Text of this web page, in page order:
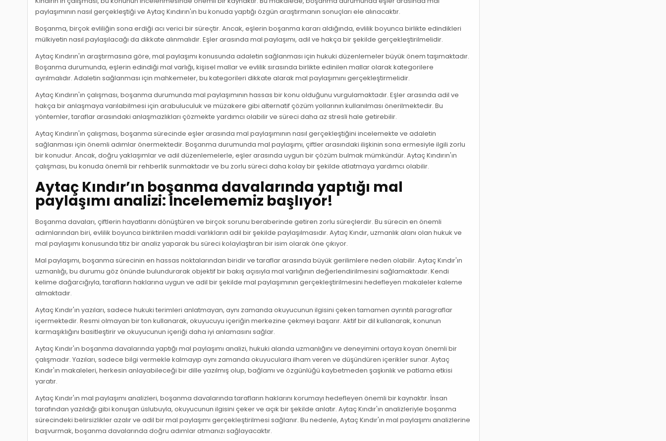
paylaşımının nasıl gerçekleştiği ve Aytaç Kındırın'ın bu konuda yaptığı özgün araştırmanın sonuçları ele alınacaktır.
Boşanma, birçok evliliğin sona erdiği acı verici bir süreçtir. Ancak, eşlerin boşanma kararı aldığında, evlilik boyunca birlikte edindikleri
mülkiyetin nasıl paylaşılacağı da dikkate alınmalıdır. Eşler arasında mal paylaşımı, adil ve hakça bir şekilde gerçekleştirilmelidir.
Aytaç Kındırın'ın araştırmasına göre, mal paylaşımı konusunda adaletin sağlanması için hukuki düzenlemeler büyük önem taşımaktadır.
Boşanma durumunda, eşlerin edindiği mal varlığı, kişisel mallar ve evlilik sırasında birlikte edinilen mallar olarak kategorilere
ayrılmalıdır. Adaletin sağlanması için mahkemeler, bu kategorileri dikkate alarak mal paylaşımını gerçekleştirmelidir.
Aytaç Kındırın'ın çalışması, boşanma durumunda mal paylaşımının hassas bir konu olduğunu vurgulamaktadır. Eşler arasında adil ve
hakça bir anlaşmaya varılabilmesi için arabuluculuk ve müzakere gibi alternatif çözüm yollarının kullanılması önerilmektedir. Bu
yöntemler, taraflar arasındaki anlaşmazlıkları çözmekte yardımcı olabilir ve süreci daha az stresli hale getirebilir.
Aytaç Kındırın'ın çalışması, boşanma sürecinde eşler arasında mal paylaşımının nasıl gerçekleştiğini incelemekte ve adaletin
sağlanması için önemli adımlar önermektedir. Boşanma durumunda mal paylaşımı, çiftler arasındaki ilişkinin sona ermesiyle ilgili zorlu
bir konudur. Ancak, doğru yaklaşımlar ve adil düzenlemelerle, eşler arasında uygun bir çözüm bulmak mümkündür. Aytaç Kındırın'ın
çalışması, bu konuda önemli bir rehberlik sunmaktadır ve bu zorlu süreci daha kolay bir şekilde atlatmaya yardımcı olabilir.
Aytaç Kındır’ın boşanma davalarında yaptığı mal
paylaşımı analizi: İncelememiz başlıyor!
Boşanma davaları, çiftlerin hayatlarını dönüştüren ve birçok sorunu beraberinde getiren zorlu süreçlerdir. Bu sürecin en önemli
adımlarından biri, evlilik boyunca biriktirilen maddi varlıkların adil bir şekilde paylaşılmasıdır. Aytaç Kındır, uzmanlık alanı olan hukuk ve
mal paylaşımı konusunda titiz bir analiz yaparak bu süreci kolaylaştıran bir isim olarak öne çıkıyor.
Mal paylaşımı, boşanma sürecinin en hassas noktalarından biridir ve taraflar arasında büyük gerilimlere neden olabilir. Aytaç Kındır'ın
uzmanlığı, bu durumu göz önünde bulundurarak objektif bir bakış açısıyla mal varlığının değerlendirilmesini sağlamaktadır. Kendi
kelime dağarcığıyla, tarafların haklarına uygun ve adil bir şekilde mal paylaşımının gerçekleştirilmesini hedefleyen makaleler kaleme
almaktadır.
Aytaç Kındır'ın yazıları, sadece hukuki terimleri anlatmayan, aynı zamanda okuyucunun ilgisini çeken tamamen ayrıntılı paragraflar
içermektedir. Resmi olmayan bir ton kullanarak, okuyucuyu içeriğin merkezine çekmeyi başarır. Aktif bir dil kullanarak, konunun
karmaşıklığını basitleştirir ve okuyucunun içeriği daha iyi anlamasını sağlar.
Aytaç Kındır'ın boşanma davalarında yaptığı mal paylaşımı analizi, hukuki alanda uzmanlığını ve deneyimini ortaya koyan önemli bir
çalışmadır. Yazıları, sadece bilgi vermekle kalmayıp aynı zamanda okuyuculara ilham veren ve düşündüren içerikler sunar. Aytaç
Kındır'ın makaleleri, herkesin anlayabileceği bir dille yazılmış olup, bağlamı ve özgünlüğü kaybetmeden şaşkınlık ve patlama etkisi
yaratır.
Aytaç Kındır'ın mal paylaşımı analizleri, boşanma davalarında tarafların haklarını korumayı hedefleyen önemli bir kaynaktır. İnsan
tarafından yazıldığı gibi konuşan üslubuyla, okuyucunun ilgisini çeker ve açık bir şekilde anlatır. Aytaç Kındır'ın analizleriyle boşanma
sürecindeki belirsizlikler azalır ve adil bir mal paylaşımı gerçekleştirilmesi sağlanır. Bu nedenle, Aytaç Kındır'ın mal paylaşımı analizlerine
başvurmak, boşanma davalarında doğru adımlar atmanızı sağlayacaktır.